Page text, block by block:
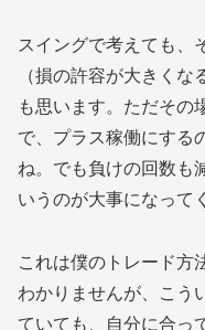
スイングで考えても、
（損の許容が大きく
も思います。ただその
で、プラス稼働にする
ね。でも負けの回数も
いうのが大事になって
これは僕のトレード方
わかりませんが、こう
ていても、自分に合っ